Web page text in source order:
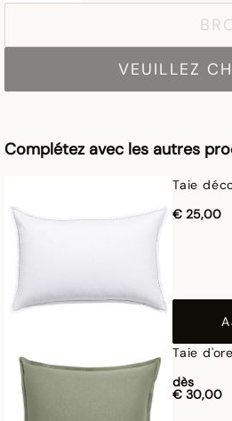
VEUILLEZ
Complétez avec les autres
Taie
€ 25,00
Taie
dès
€ 30,00